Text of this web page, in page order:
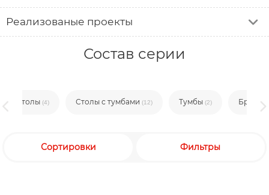
Реализованые проекты
Состав серии
Столы(4) Столы с тумбами(12) Тумбы(2)
Сортировки Фильтры